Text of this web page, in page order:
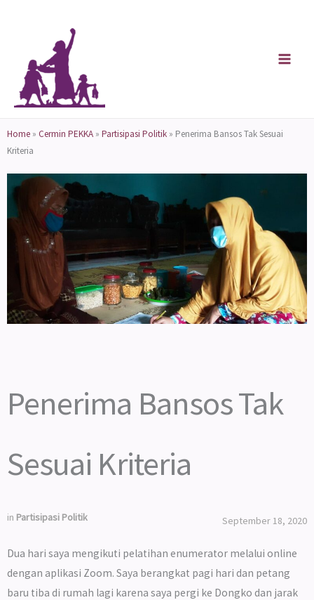
Home » Cermin PEKKA » Partisipasi Politik » Penerima Bansos Tak Sesuai
Kriteria
Penerima Bansos Tak
Sesuai Kriteria
in Partisipasi Politik September 18, 2020
Dua hari saya mengikuti pelatihan enumerator melalui online
dengan aplikasi Zoom. Saya berangkat pagi hari dan petang
baru tiba di rumah lagi karena saya pergi ke Dongko dan jarak